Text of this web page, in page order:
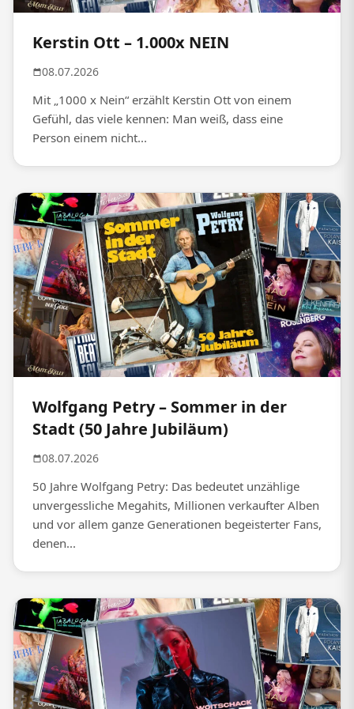
Kerstin Ott – 1.000x NEIN
08.07.2026
Mit „1000 x Nein“ erzählt Kerstin Ott von einem
Gefühl, das viele kennen: Man weiß, dass eine
Person einem nicht...
Wolfgang Petry – Sommer in der
Stadt (50 Jahre Jubiläum)
08.07.2026
50 Jahre Wolfgang Petry: Das bedeutet unzählige
unvergessliche Megahits, Millionen verkaufter Alben
und vor allem ganze Generationen begeisterter Fans,
denen...